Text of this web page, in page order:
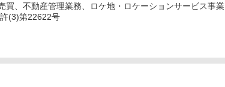
買、不動産管理業務、ロケ地・ロケーションサービス事業
(3)第22622号